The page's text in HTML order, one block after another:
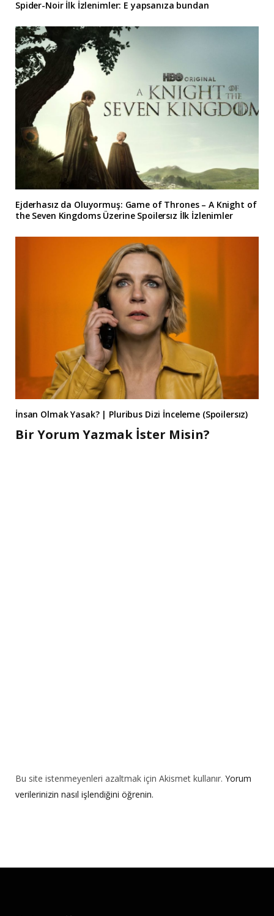
Spider-Noir İlk İzlenimler: E yapsanıza bundan
Ejderhasız da Oluyormuş: Game of Thrones – A Knight of
the Seven Kingdoms Üzerine Spoilersız İlk İzlenimler
İnsan Olmak Yasak? | Pluribus Dizi İnceleme (Spoilersız)
Bir Yorum Yazmak İster Misin?
Bu site istenmeyenleri azaltmak için Akismet kullanır. Yorum
verilerinizin nasıl işlendiğini öğrenin.